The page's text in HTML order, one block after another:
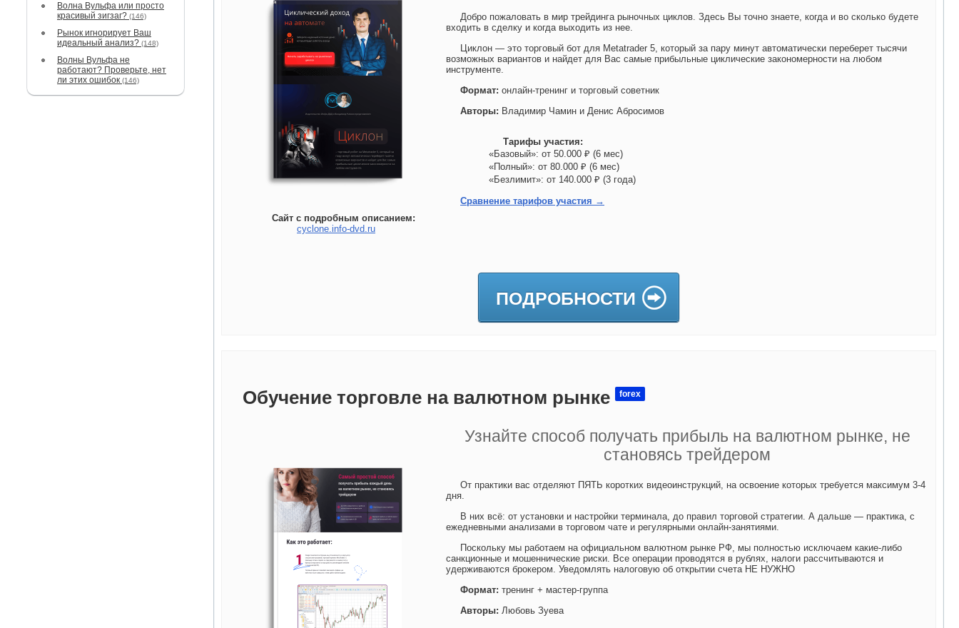
Волна Вульфа или просто
красивый зигзаг? (146)
Рынок игнорирует Ваш
идеальный анализ? (148)
Волны Вульфа не
работают? Проверьте, нет
ли этих ошибок (146)
Сайт с подробным описанием:
cyclone.info-dvd.ru
Добро пожаловать в мир трейдинга рыночных циклов. Здесь Вы точно знаете, когда и во сколько будете
входить в сделку и когда выходить из нее.
Циклон — это торговый бот для Metatrader 5, который за пару минут автоматически переберет тысячи
возможных вариантов и найдет для Вас самые прибыльные циклические закономерности на любом
инструменте.
Формат: онлайн-тренинг и торговый советник
Авторы: Владимир Чамин и Денис Абросимов
Тарифы участия:
«Базовый»: от 50.000 ₽ (6 мес)
«Полный»: от 80.000 ₽ (6 мес)
«Безлимит»: от 140.000 ₽ (3 года)
Сравнение тарифов участия →
ПОДРОБНОСТИ
Обучение торговле на валютном рынке forex
Узнайте способ получать прибыль на валютном рынке, не
становясь трейдером
От практики вас отделяют ПЯТЬ коротких видеоинструкций, на освоение которых требуется максимум 3-4
дня.
В них всё: от установки и настройки терминала, до правил торговой стратегии. А дальше — практика, с
ежедневными анализами в торговом чате и регулярными онлайн-занятиями.
Поскольку мы работаем на официальном валютном рынке РФ, мы полностью исключаем какие-либо
санкционные и мошеннические риски. Все операции проводятся в рублях, налоги рассчитываются и
удерживаются брокером. Уведомлять налоговую об открытии счета НЕ НУЖНО
Формат: тренинг + мастер-группа
Авторы: Любовь Зуева